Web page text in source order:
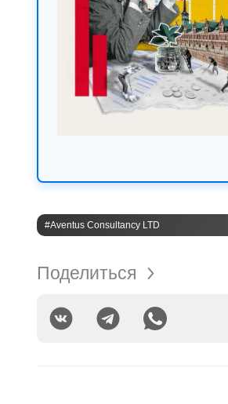
#Aventus Consultancy LTD
Поделиться